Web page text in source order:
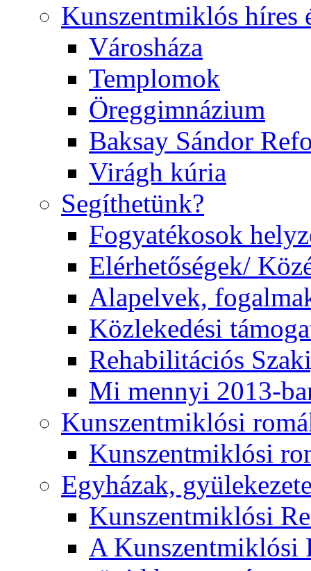
Kunszentmiklós híres
Városháza
Templomok
Öreggimnázium
Baksay Sándor
Virágh kúria
Segíthetünk?
Fogyatékosok
Elérhetőségek/
Alapelvek,
Közlekedési
Rehabilitációs
Mi mennyi 2013-
Kunszentmiklósi
Kunszentmiklósi
Egyházak,
Kunszentmiklósi
A Kunszentmiklósi